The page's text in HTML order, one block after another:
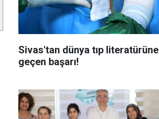
Sivas'tan dünya tıp literatürüne
geçen başarı!